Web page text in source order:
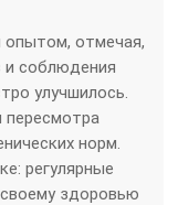
отмечая,
и соблюдения
улучшилось.
пересмотра
норм.
регулярные
здоровью